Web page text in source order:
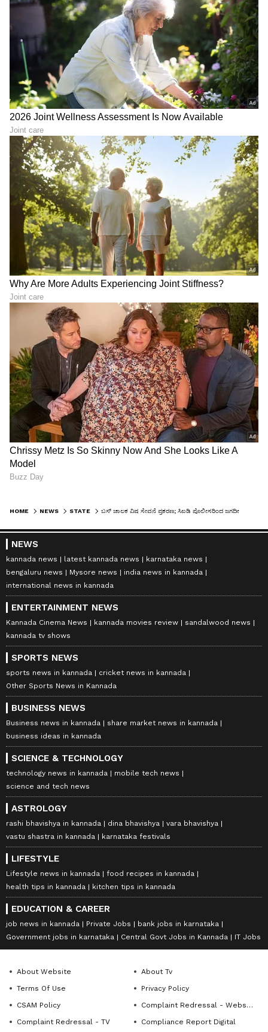
HOME NEWS STATE
NEWS
kannada news latest kannada news
karnataka news
bengaluru news
Mysore news
india news in kannada
international news in kannada
ENTERTAINMENT NEWS
Kannada Cinema News kannada movies review
sandalwood news
kannada tv shows
SPORTS NEWS
sports news in kannada
cricket news in kannada
Other Sports News in Kannada
BUSINESS NEWS
Business news in kannada
share market news in kannada
business ideas in kannada
SCIENCE & TECHNOLOGY
technology news in kannada
mobile tech news
science and tech news
ASTROLOGY
rashi bhavishya in kannada dina bhavishya
vara bhavishya
vastu shastra in kannada
karnataka festivals
LIFESTYLE
Lifestyle news in kannada
food recipes in kannada
health tips in kannada
kitchen tips in kannada
EDUCATION & CAREER
job news in kannada Private Jobs
bank jobs in karnataka
Government jobs in karnataka
Central Govt Jobs in Kannada IT Jobs
About Website
About Tv
Terms Of Use
Privacy Policy
CSAM Policy
Complaint Redressal - Website
Complaint Redressal - TV
Compliance Report Digital